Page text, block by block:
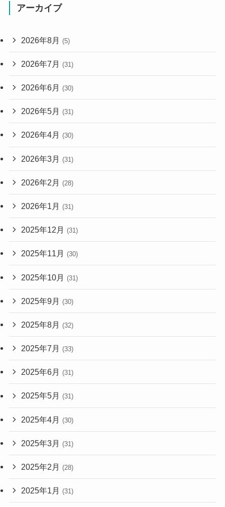
アーカイブ
2026年8月 (5)
2026年7月 (31)
2026年6月 (30)
2026年5月 (31)
2026年4月 (30)
2026年3月 (31)
2026年2月 (28)
2026年1月 (31)
2025年12月 (31)
2025年11月 (30)
2025年10月 (31)
2025年9月 (30)
2025年8月 (32)
2025年7月 (33)
2025年6月 (31)
2025年5月 (31)
2025年4月 (30)
2025年3月 (31)
2025年2月 (28)
2025年1月 (31)